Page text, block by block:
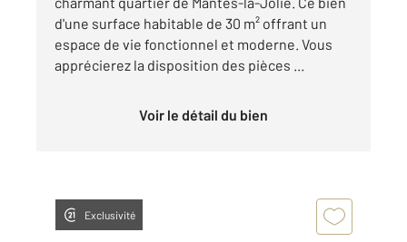
d'une surface habitable de 30 m² offrant un
espace de vie fonctionnel et moderne. Vous
apprécierez la disposition des pièces ...
Voir le détail du bien
Exclusivité